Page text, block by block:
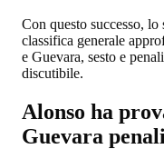
Con questo successo,
classifica generale
e Guevara, sesto e
discutibile.
Alonso ha
Guevara